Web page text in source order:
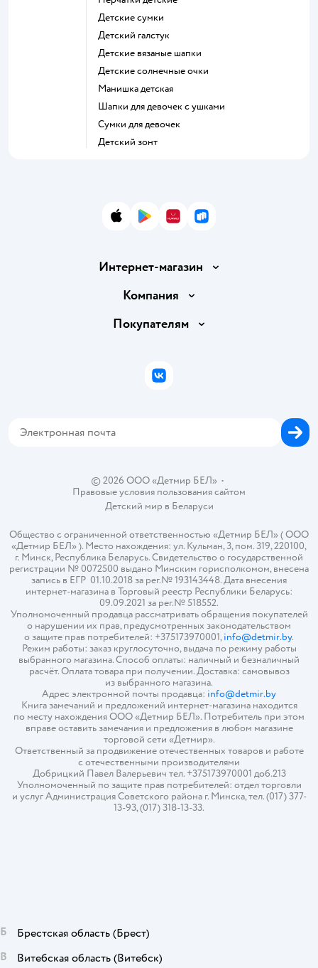
Детские сумки
Детский галстук
Детские вязаные шапки
Детские солнечные очки
Манишка детская
Шапки для девочек с ушками
Сумки для девочек
Детский зонт
App StoreGoogle Play
AppGallery
RuStore
Интернет-магазин
Доставка и оплата
Правила продажи
Политика использования файлов cookie
Компания
Вакансии
Покупателям
Бонусные карты
© 2026 ООО «Детмир БЕЛ»•
Правовые условия пользования сайтом
Детский мир в Беларуси
Общество с ограниченной ответственностью «Детмир БЕЛ» ( ООО
«Детмир БЕЛ» ). Место нахождения: ул. Кульман, 3, пом. 319, 220100,
г. Минск, Республика Беларусь. Свидетельство о государственной
регистрации № 0072500 выдано Минским горисполкомом, внесена
запись в ЕГР 01.10.2018 за рег.№ 193143448. Дата внесения
интернет-магазина в Торговый реестр Республики Беларусь:
09.09.2021 за рег.№ 518552.
Уполномоченный продавца рассматривать обращения покупателей
о нарушении их прав, предусмотренных законодательством
о защите прав потребителей: +375173970001,info@detmir.by.
Режим работы: заказ круглосуточно, выдача по режиму работы
выбранного магазина. Способ оплаты: наличный и безналичный
расчёт. Оплата товара при получении. Доставка: самовывоз
из выбранного магазина.
Адрес электронной почты продавца: info@detmir.by
Книга замечаний и предложений интернет-магазина находится
по месту нахождения ООО «Детмир БЕЛ». Потребитель при этом
вправе оставить замечания и предложения в любом магазине
торговой сети «Детмир».
Ответственный за продвижение отечественных товаров и работе
с отечественными производителями
Добрицкий Павел Валерьевич тел. +375173970001 доб.213
Уполномоченный по защите прав потребителей: отдел торговли
и услуг Администрация Советского района г. Минска, тел. (017) 377-
13-93, (017) 318-13-33.
ВКонтакте
Б Брестская область (Брест)
В
Витебская область (Витебск)